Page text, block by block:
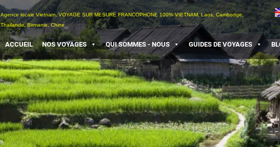
Agence locale Vietnam, VOYAGE SUR MESURE FRANCOPHONE 100% VIETNAM, Laos, Cambodge,
Thailande, Birmanie, Chine
ACCUEIL NOS VOYAGES QUI SOMMES - NOUS GUIDES DE VOYAGES